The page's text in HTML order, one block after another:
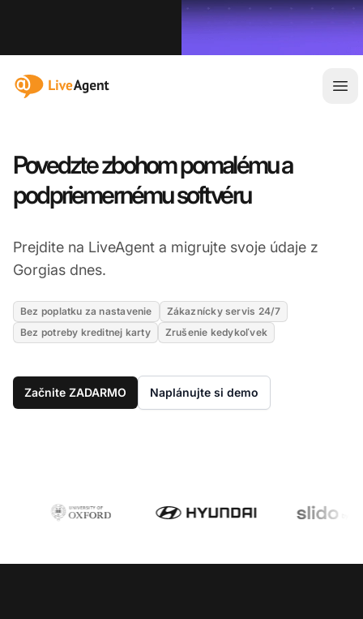
:site.title
Povedzte zbohom pomalému a
podpriemernému softvéru
Prejdite na LiveAgent a migrujte svoje údaje z
Gorgias dnes.
Bez poplatku za nastavenie
Zákaznícky servis 24/7
Bez potreby kreditnej karty
Zrušenie kedykoľvek
Začnite ZADARMO Naplánujte si demo